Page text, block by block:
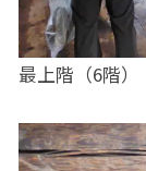
最上階（6階）